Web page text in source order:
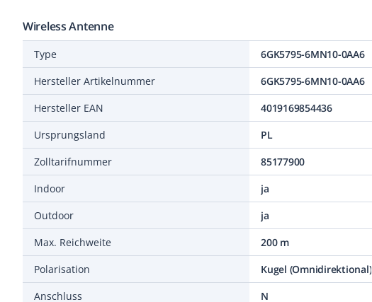
Wireless Antenne
Type
6GK5795-6MN10-0AA6
Hersteller Artikelnummer
6GK5795-6MN10-0AA6
Hersteller EAN
4019169854436
Ursprungsland
PL
Zolltarifnummer
85177900
Indoor
ja
Outdoor
ja
Max. Reichweite
200 m
Polarisation
Kugel (Omnidirektional)
Anschluss
N